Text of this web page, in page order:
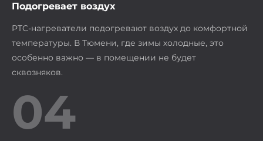
Подогревает воздух
PTC-нагреватели подогревают воздух до комфортной
температуры. В Тюмени, где зимы холодные, это
особенно важно — в помещении не будет
сквозняков.
04